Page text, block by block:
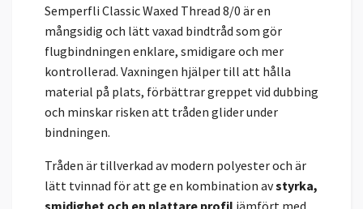
Semperfli Classic Waxed Thread 8/0 är en
mångsidig och lätt vaxad bindtråd som gör
flugbindningen enklare, smidigare och mer
kontrollerad. Vaxningen hjälper till att hålla
material på plats, förbättrar greppet vid dubbing
och minskar risken att tråden glider under
bindningen.
Tråden är tillverkad av modern polyester och är
lätt tvinnad för att ge en kombination avstyrka,
smidighet och en plattare profil jämfört med